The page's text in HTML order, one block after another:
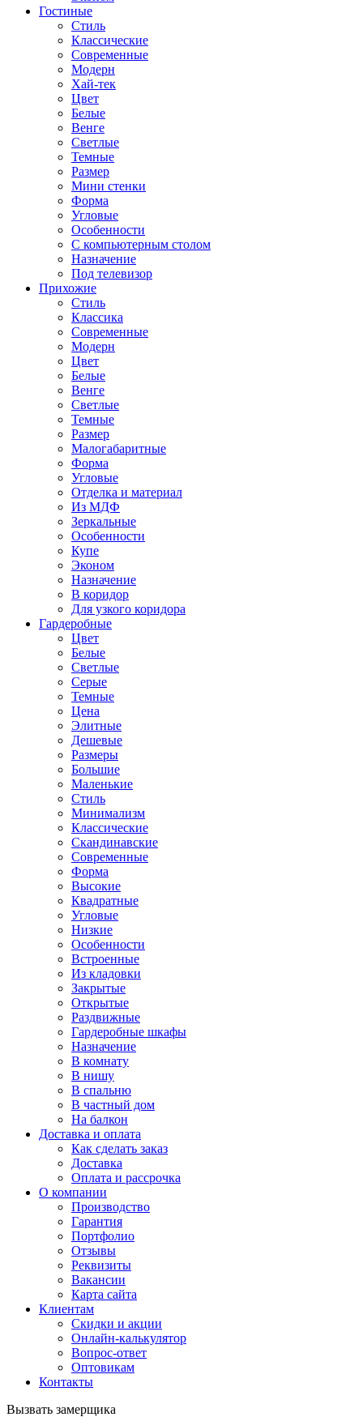
Гостиные
Стиль
Классические
Современные
Модерн
Хай-тек
Цвет
Белые
Венге
Светлые
Темные
Размер
Мини стенки
Форма
Угловые
Особенности
С компьютерным столом
Назначение
Под телевизор
Прихожие
Стиль
Классика
Современные
Модерн
Цвет
Белые
Венге
Светлые
Темные
Размер
Малогабаритные
Форма
Угловые
Отделка и материал
Из МДФ
Зеркальные
Особенности
Купе
Эконом
Назначение
В коридор
Для узкого коридора
Гардеробные
Цвет
Белые
Светлые
Серые
Темные
Цена
Элитные
Дешевые
Размеры
Большие
Маленькие
Стиль
Минимализм
Классические
Скандинавские
Современные
Форма
Высокие
Квадратные
Угловые
Низкие
Особенности
Встроенные
Из кладовки
Закрытые
Открытые
Раздвижные
Гардеробные шкафы
Назначение
В комнату
В нишу
В спальню
В частный дом
На балкон
Доставка и оплата
Как сделать заказ
Доставка
Оплата и рассрочка
О компании
Производство
Гарантия
Портфолио
Отзывы
Реквизиты
Вакансии
Карта сайта
Клиентам
Скидки и акции
Онлайн-калькулятор
Вопрос-ответ
Оптовикам
Контакты
Вызвать замерщика